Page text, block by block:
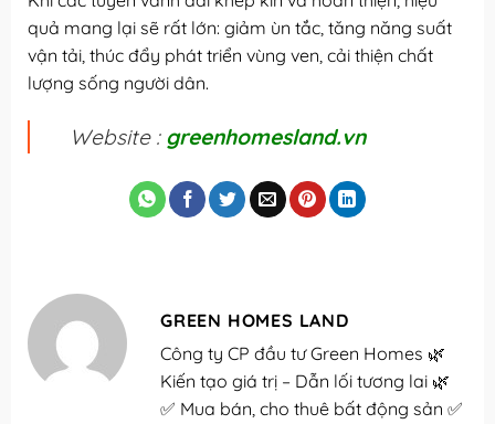
quả mang lại sẽ rất lớn: giảm ùn tắc, tăng năng suất
vận tải, thúc đẩy phát triển vùng ven, cải thiện chất
lượng sống người dân.
Website : greenhomesland.vn
GREEN HOMES LAND
Công ty CP đầu tư Green Homes 🌿
Kiến tạo giá trị – Dẫn lối tương lai 🌿
✅ Mua bán, cho thuê bất động sản ✅